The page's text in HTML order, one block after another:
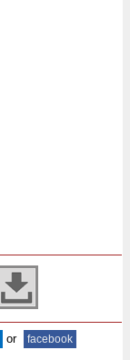
or facebook